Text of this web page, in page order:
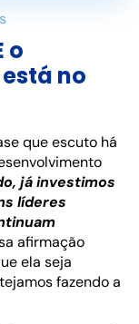
o
no
que escuto há
já investimos
líderes
afirmação
ela seja
fazendo a